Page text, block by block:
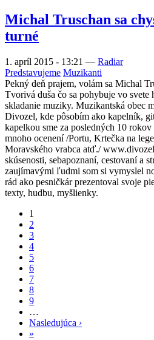
Michal Truschan sa
turné
1. apríl 2015 - 13:21 — Radiar
Predstavujeme Muzikanti
Pekný deň prajem, volám sa Michal
Tvorivá duša čo sa pohybuje vo svete
skladanie muziky. Muzikantská obec
Divozel, kde pôsobím ako kapelník,
kapelkou sme za posledných 10
mnoho ocenení /Portu, Krtečka na
Moravského vrabca atď./
skúsenosti, sebapoznaní, cestovaní a
zaujímavými ľudmi som si vymyslel
rád ako pesničkár prezentoval svoje
texty, hudbu, myšlienky.
Stránkovanie
1
2
3
4
5
6
7
8
9
…
Nasledujúca ›
»